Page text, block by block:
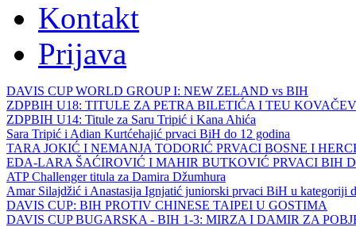
Kontakt
Prijava
DAVIS CUP WORLD GROUP I: NEW ZELAND vs BIH
ZDPBIH U18: TITULE ZA PETRA BILETIĆA I TEU
ZDPBIH U14: Titule za Saru Tripić i Kana Ahića
Sara Tripić i Adian Kurtćehajić prvaci BiH do 12 godina
TARA JOKIĆ I NEMANJA TODORIĆ PRVACI BOSNE I
EDA-LARA ŠAĆIROVIĆ I MAHIR BUTKOVIĆ PRVACI BIH
ATP Challenger titula za Damira Džumhura
Amar Silajdžić i Anastasija Ignjatić juniorski prvaci BiH u kategoriji
DAVIS CUP: BIH PROTIV CHINESE TAIPEI U GOSTIMA
DAVIS CUP BUGARSKA - BIH 1-3: MIRZA I DAMIR ZA